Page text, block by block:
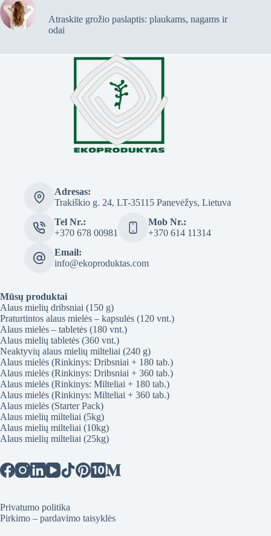
Atraskite grožio paslaptis: plaukams, nagams ir
odai
Adresas:
Trakiškio g. 24, LT-35115 Panevėžys, Lietuva
Tel Nr.:
+370 678 00981
Mob Nr.:
+370 614 11314
Email:
info@ekoproduktas.com
Mūsų produktai
Alaus mielių dribsniai (150 g)
Praturtintos alaus mielės – kapsulės (120 vnt.)
Alaus mielės – tabletės (180 vnt.)
Alaus mielių tabletės (360 vnt.)
Neaktyvių alaus mielių milteliai (240 g)
Alaus mielės (Rinkinys: Dribsniai + 180 tab.)
Alaus mielės (Rinkinys: Dribsniai + 360 tab.)
Alaus mielės (Rinkinys: Milteliai + 180 tab.)
Alaus mielės (Rinkinys: Milteliai + 360 tab.)
Alaus mielės (Starter Pack)
Alaus mielių milteliai (5kg)
Alaus mielių milteliai (10kg)
Alaus mielių milteliai (25kg)
Privatumo politika
Pirkimo – pardavimo taisyklės